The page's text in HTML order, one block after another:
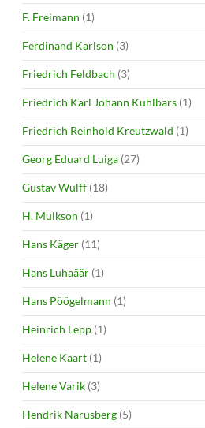
F. Freimann (1)
Ferdinand Karlson (3)
Friedrich Feldbach (3)
Friedrich Karl Johann Kuhlbars (1)
Friedrich Reinhold Kreutzwald (1)
Georg Eduard Luiga (27)
Gustav Wulff (18)
H. Mulkson (1)
Hans Käger (11)
Hans Luhaäär (1)
Hans Pöögelmann (1)
Heinrich Lepp (1)
Helene Kaart (1)
Helene Varik (3)
Hendrik Narusberg (5)